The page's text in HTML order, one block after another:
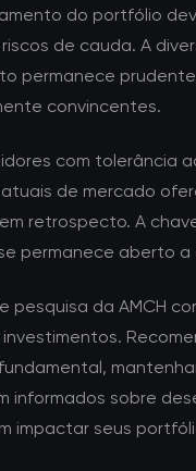
do portfólio
de cauda. A
permanece
convincentes.
com tolerância
de mercado
retrospecto. A
permanece aberto
pesquisa da AMCH
informados sobre
impactar seus